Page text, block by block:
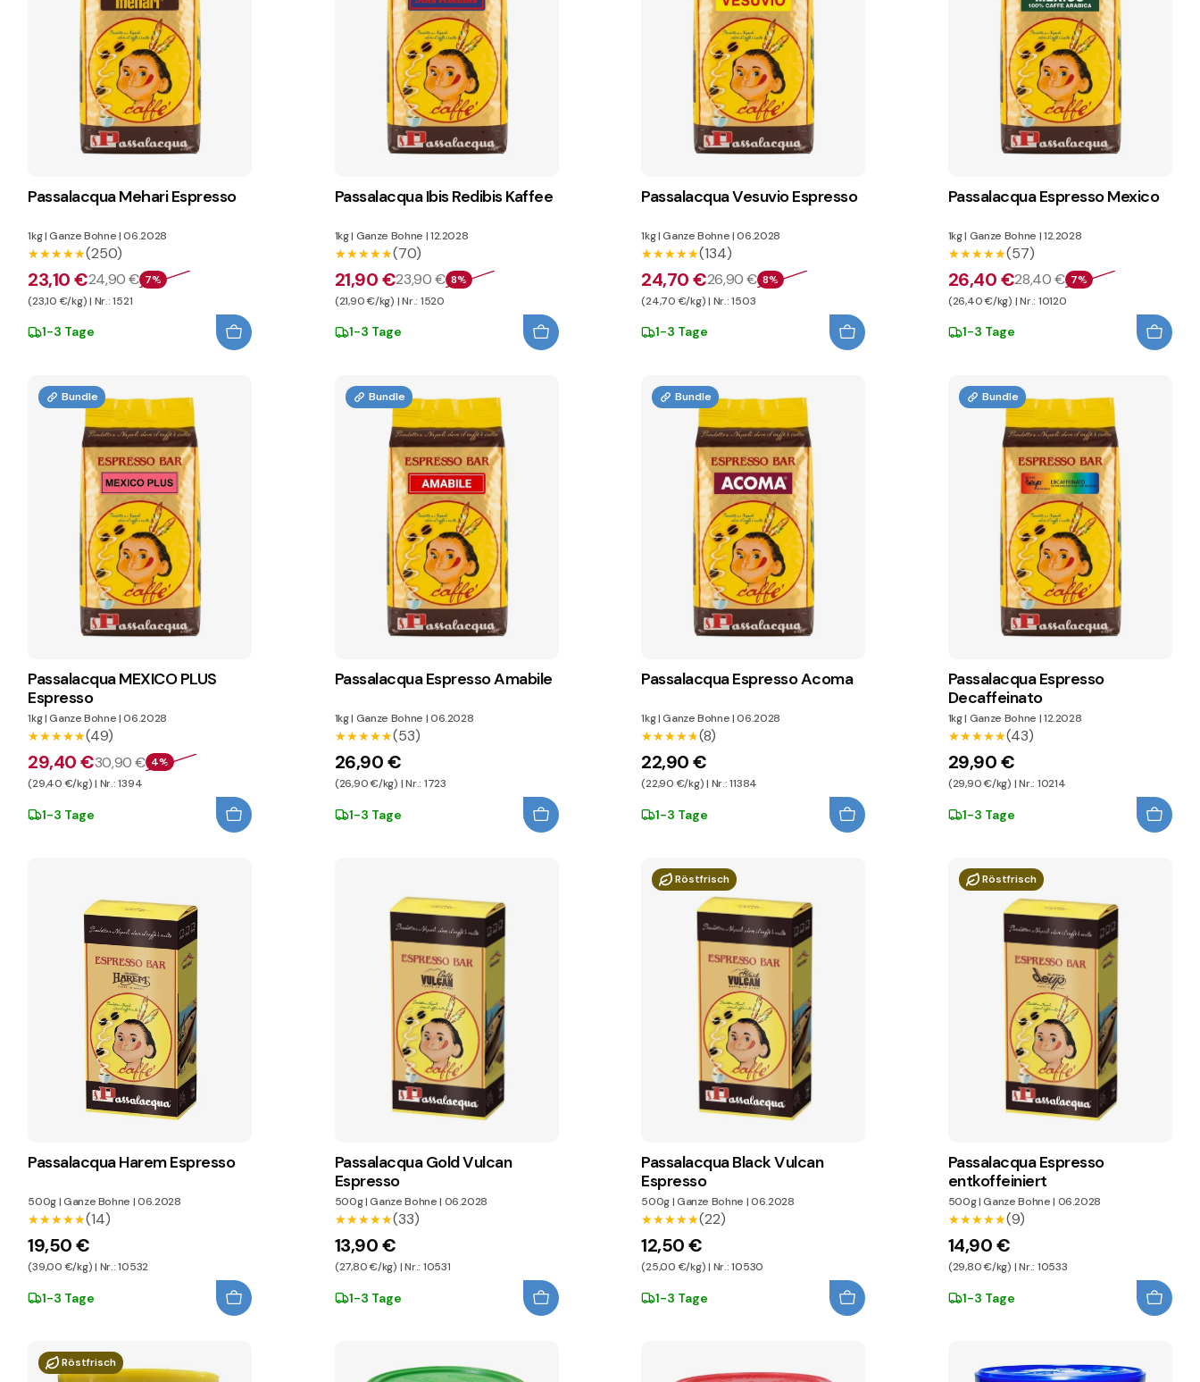
Passalacqua Mehari Espresso
1kg|Ganze Bohne|06.2028
★★★★★
★★★★★(250)
23,10 €24,90 € 7%
(23,10 €/kg) | Nr.: 1521
1-3 Tage
Passalacqua Ibis Redibis Kaffee
1kg| Ganze Bohne |12.2028
★★★★★
★★★★★(70)
21,90 €23,90 € 8%
(21,90 €/kg) | Nr.: 1520
1-3 Tage
Passalacqua Vesuvio Espresso
1kg|Ganze Bohne|06.2028
★★★★★
★★★★★(134)
24,70 €26,90 € 8%
(24,70 €/kg) | Nr.: 1503
1-3 Tage
Passalacqua Espresso Mexico
1kg| Ganze Bohne |12.2028
★★★★★
★★★★★(57)
26,40 €28,40 € 7%
(26,40 €/kg) | Nr.: 10120
1-3 Tage
Bundle
Passalacqua MEXICO PLUS
Espresso
1kg|Ganze Bohne|06.2028
★★★★★
★★★★★(49)
29,40 €30,90 € 4%
(29,40 €/kg) | Nr.: 1394
1-3 Tage
Bundle
Passalacqua Espresso Amabile
1kg| Ganze Bohne |06.2028
★★★★★
★★★★★(53)
26,90 €
(26,90 €/kg) | Nr.: 1723
1-3 Tage
Bundle
Passalacqua Espresso Acoma
1kg|Ganze Bohne|06.2028
★★★★★
★★★★★(8)
22,90 €
(22,90 €/kg) | Nr.: 11384
1-3 Tage
Bundle
Passalacqua Espresso
Decaffeinato
1kg| Ganze Bohne |12.2028
★★★★★
★★★★★(43)
29,90 €
(29,90 €/kg) | Nr.: 10214
1-3 Tage
Passalacqua Harem Espresso
500g|Ganze Bohne |06.2028
★★★★★
★★★★★(14)
19,50 €
(39,00 €/kg) | Nr.: 10532
1-3 Tage
Passalacqua Gold Vulcan
Espresso
500g|Ganze Bohne| 06.2028
★★★★★
★★★★★(33)
13,90 €
(27,80 €/kg) | Nr.: 10531
1-3 Tage
Röstfrisch
Passalacqua Black Vulcan
Espresso
500g|Ganze Bohne |06.2028
★★★★★
★★★★★(22)
12,50 €
(25,00 €/kg) | Nr.: 10530
1-3 Tage
Röstfrisch
Passalacqua Espresso
entkoffeiniert
500g|Ganze Bohne| 06.2028
★★★★★
★★★★★(9)
14,90 €
(29,80 €/kg) | Nr.: 10533
1-3 Tage
Röstfrisch